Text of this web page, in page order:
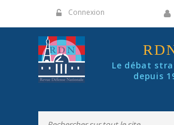
Connexion
Le débat
depuis